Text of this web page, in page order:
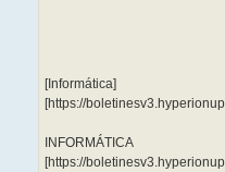
[Informática]
[https://
INFORMÁTICA
[https://